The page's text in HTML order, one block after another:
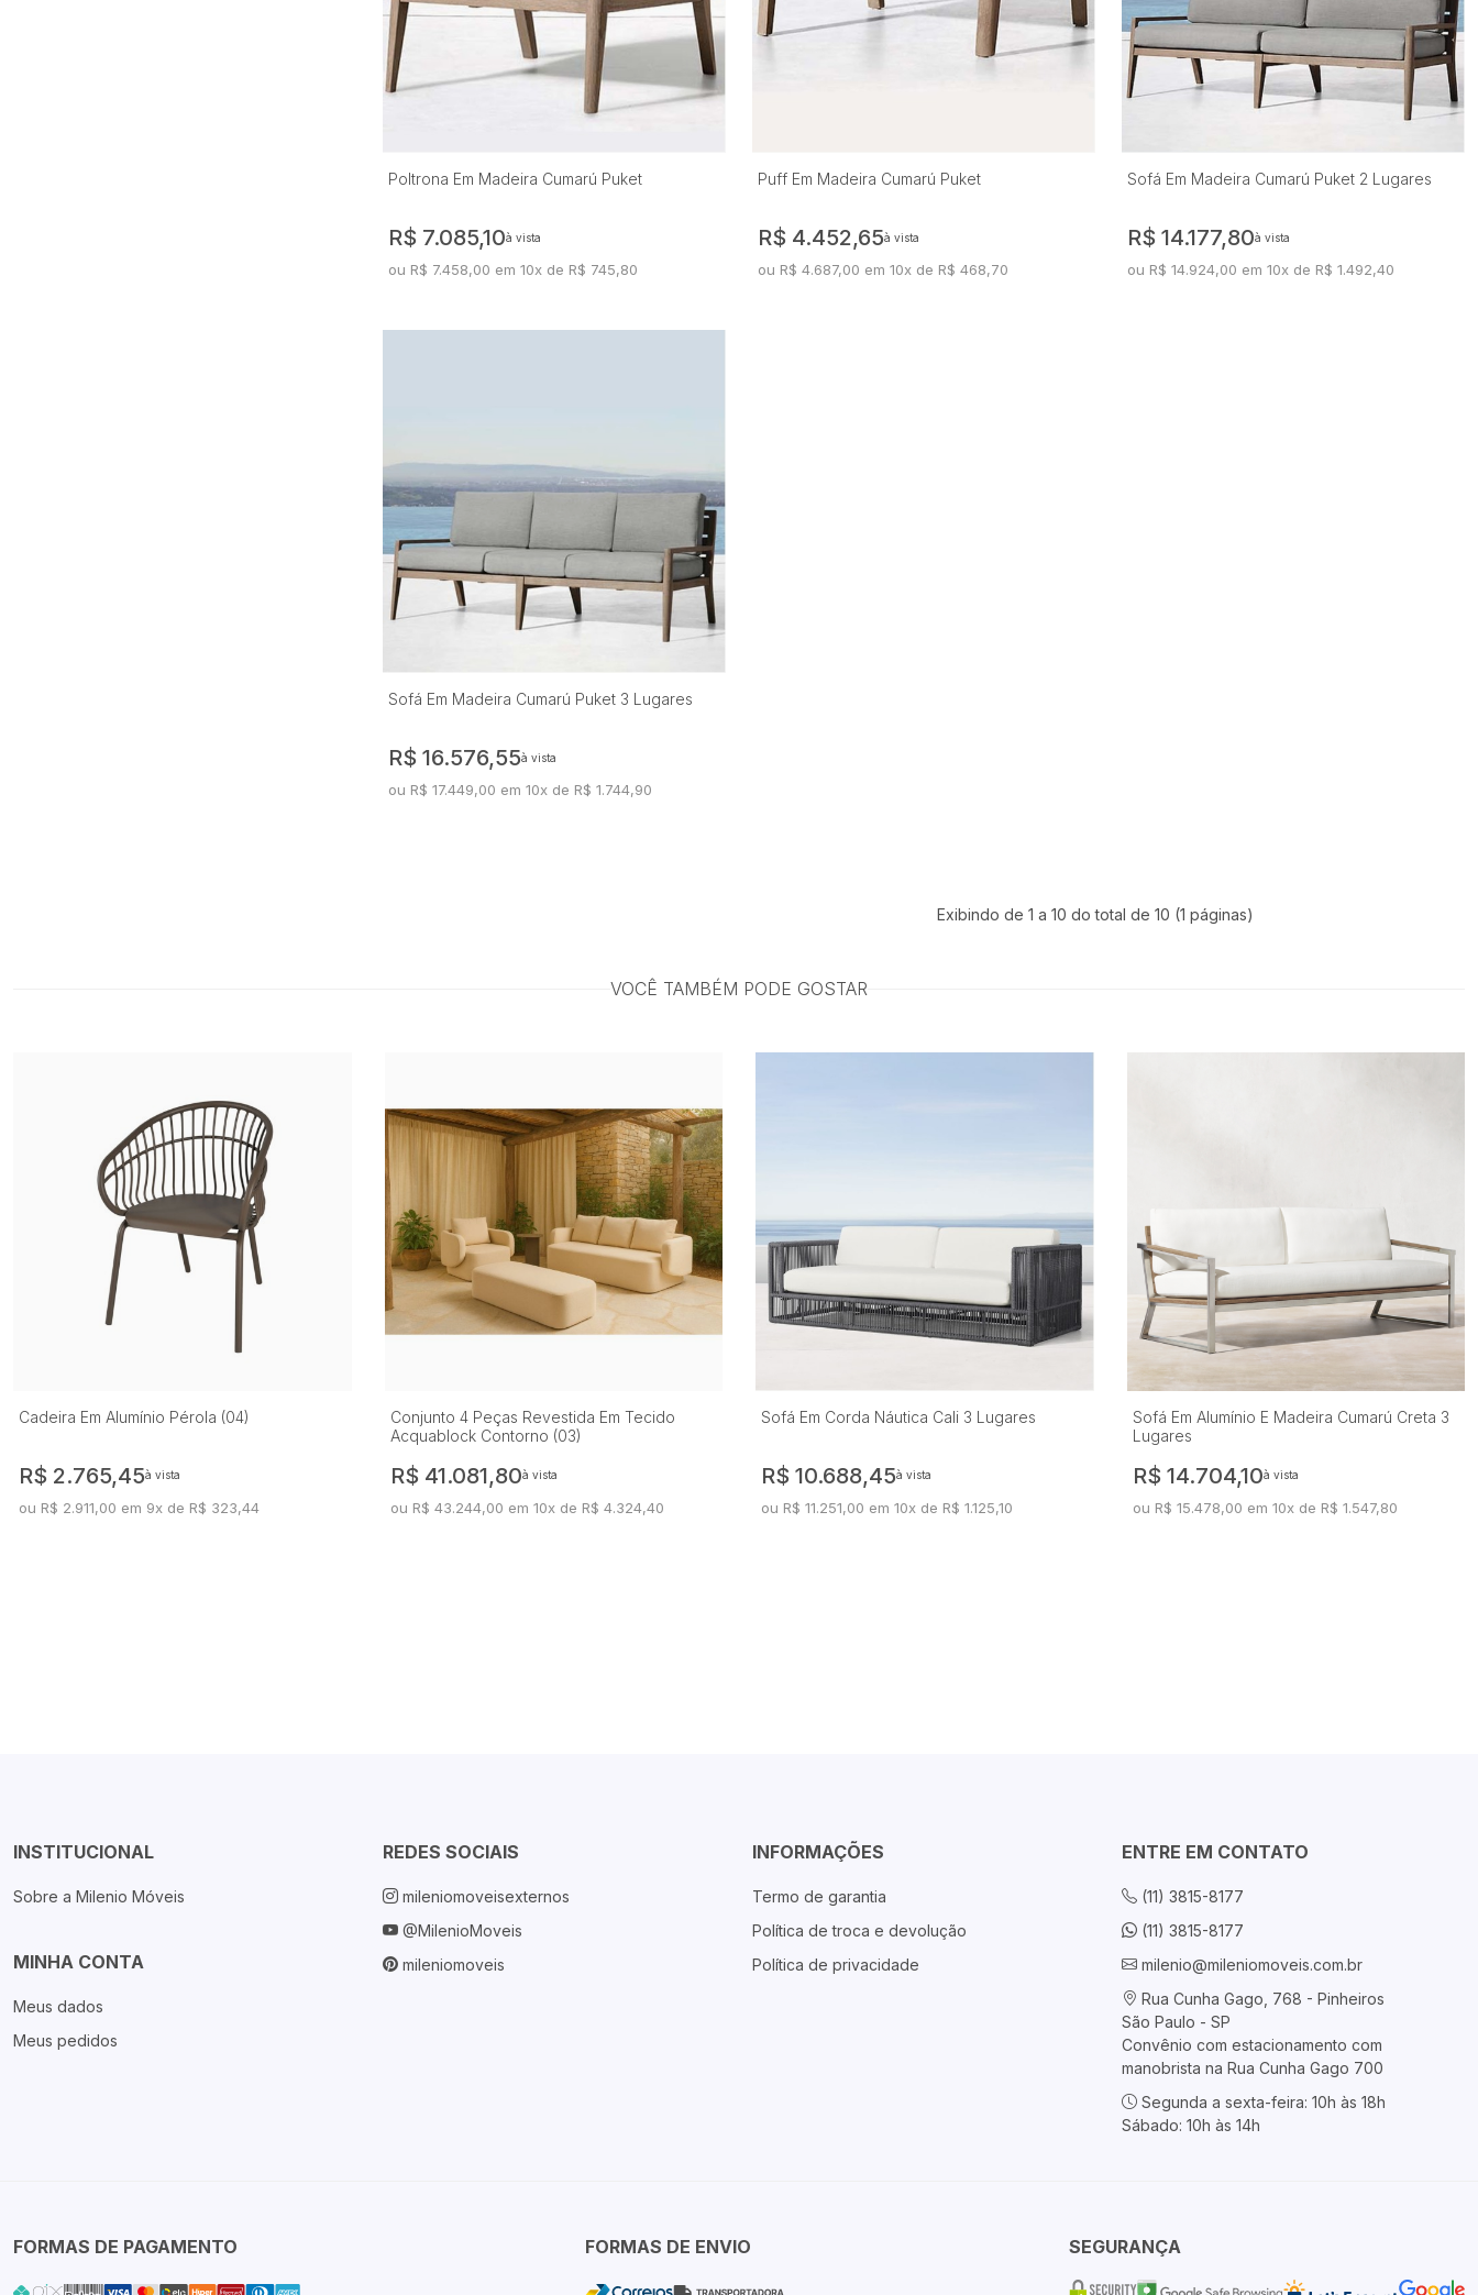
Poltrona Em Madeira Cumarú Puket
R$ 7.085,10à vista
ou R$ 7.458,00 em 10x de R$ 745,80
Puff Em Madeira Cumarú Puket
R$ 4.452,65à vista
ou R$ 4.687,00 em 10x de R$ 468,70
Sofá Em Madeira Cumarú Puket 2 Lugares
R$ 14.177,80à vista
ou R$ 14.924,00 em 10x de R$ 1.492,40
Sofá Em Madeira Cumarú Puket 3 Lugares
R$ 16.576,55à vista
ou R$ 17.449,00 em 10x de R$ 1.744,90
Exibindo de 1 a 10 do total de 10 (1 páginas)
VOCÊ TAMBÉM PODE GOSTAR
Cadeira Em Alumínio Pérola (04)
R$ 2.765,45à vista
ou R$ 2.911,00 em 9x de R$ 323,44
Conjunto 4 Peças Revestida Em Tecido
Acquablock Contorno (03)
R$ 41.081,80à vista
ou R$ 43.244,00 em 10x de R$ 4.324,40
Sofá Em Corda Náutica Cali 3 Lugares
R$ 10.688,45à vista
ou R$ 11.251,00 em 10x de R$ 1.125,10
Sofá Em Alumínio E Madeira Cumarú Creta 3
Lugares
R$ 14.704,10à vista
ou R$ 15.478,00 em 10x de R$ 1.547,80
INSTITUCIONAL
Sobre a Milenio Móveis
MINHA CONTA
Meus dados
Meus pedidos
REDES SOCIAIS
mileniomoveisexternos
@MilenioMoveis
mileniomoveis
INFORMAÇÕES
Termo de garantia
Política de troca e devolução
Política de privacidade
ENTRE EM CONTATO
(11) 3815-8177
(11) 3815-8177
milenio@mileniomoveis.com.br
Rua Cunha Gago, 768 - Pinheiros
São Paulo - SP
Convênio com estacionamento com
manobrista na Rua Cunha Gago 700
Segunda a sexta-feira: 10h às 18h
Sábado: 10h às 14h
FORMAS DE PAGAMENTO FORMAS DE ENVIO SEGURANÇA